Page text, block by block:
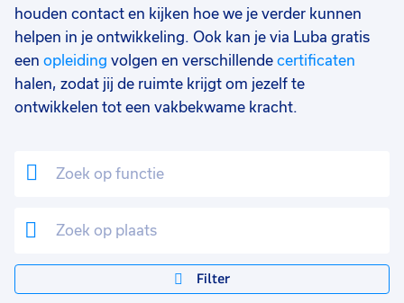
houden contact en kijken hoe we je verder kunnen
helpen in je ontwikkeling. Ook kan je via Luba gratis
een opleiding volgen en verschillende certificaten
halen, zodat jij de ruimte krijgt om jezelf te
ontwikkelen tot een vakbekwame kracht.
Filter